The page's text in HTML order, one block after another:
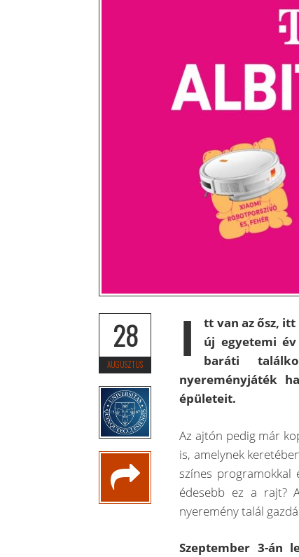
28
AUGUSZTUS I
tt van az ősz,
új egyetemi
baráti
nyereményjáték
épületeit.
Az ajtón pedig már
is, amelynek
színes programokkal
édesebb ez a rajt?
nyeremény talál
Szeptember 3-án